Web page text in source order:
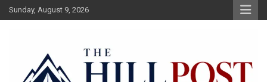
Skip
to
Sunday, August 9, 2026